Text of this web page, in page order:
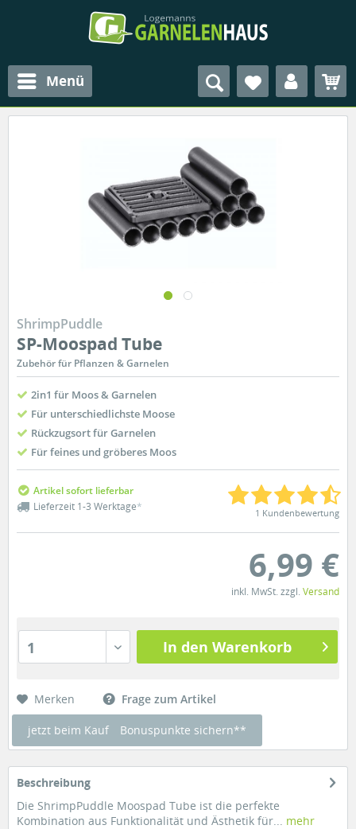
Menü
ShrimpPuddle
SP-Moospad Tube
Zubehör für Pflanzen & Garnelen
2in1 für Moos & Garnelen
Für unterschiedlichste Moose
Rückzugsort für Garnelen
Für feines und gröberes Moos
Artikel sofort lieferbar
Lieferzeit 1-3 Werktage* 1 Kundenbewertung
6,99 €
inkl. MwSt. zzgl. Versand
1 In den Warenkorb
Merken Frage zum Artikel
jetzt beim Kauf Bonuspunkte sichern**
Beschreibung
Die ShrimpPuddle Moospad Tube ist die perfekte
Kombination aus Funktionalität und Ästhetik für... mehr